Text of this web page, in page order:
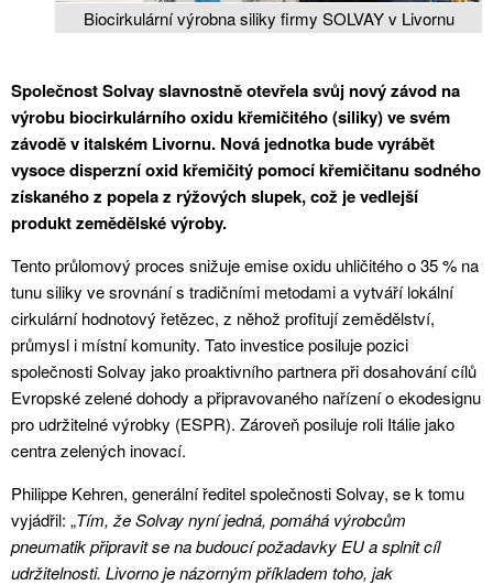
Biocirkulární výrobna siliky firmy SOLVAY v Livornu
Společnost Solvay slavnostně otevřela svůj nový závod na
výrobu biocirkulárního oxidu křemičitého (siliky) ve svém
závodě v italském Livornu. Nová jednotka bude vyrábět
vysoce disperzní oxid křemičitý pomocí křemičitanu sodného
získaného z popela z rýžových slupek, což je vedlejší
produkt zemědělské výroby.
Tento průlomový proces snižuje emise oxidu uhličitého o 35 % na
tunu siliky ve srovnání s tradičními metodami a vytváří lokální
cirkulární hodnotový řetězec, z něhož profitují zemědělství,
průmysl i místní komunity. Tato investice posiluje pozici
společnosti Solvay jako proaktivního partnera při dosahování cílů
Evropské zelené dohody a připravovaného nařízení o ekodesignu
pro udržitelné výrobky (ESPR). Zároveň posiluje roli Itálie jako
centra zelených inovací.
Philippe Kehren, generální ředitel společnosti Solvay, se k tomu
vyjádřil: „Tím, že Solvay nyní jedná, pomáhá výrobcům
pneumatik připravit se na budoucí požadavky EU a splnit cíl
udržitelnosti. Livorno je názorným příkladem toho, jak